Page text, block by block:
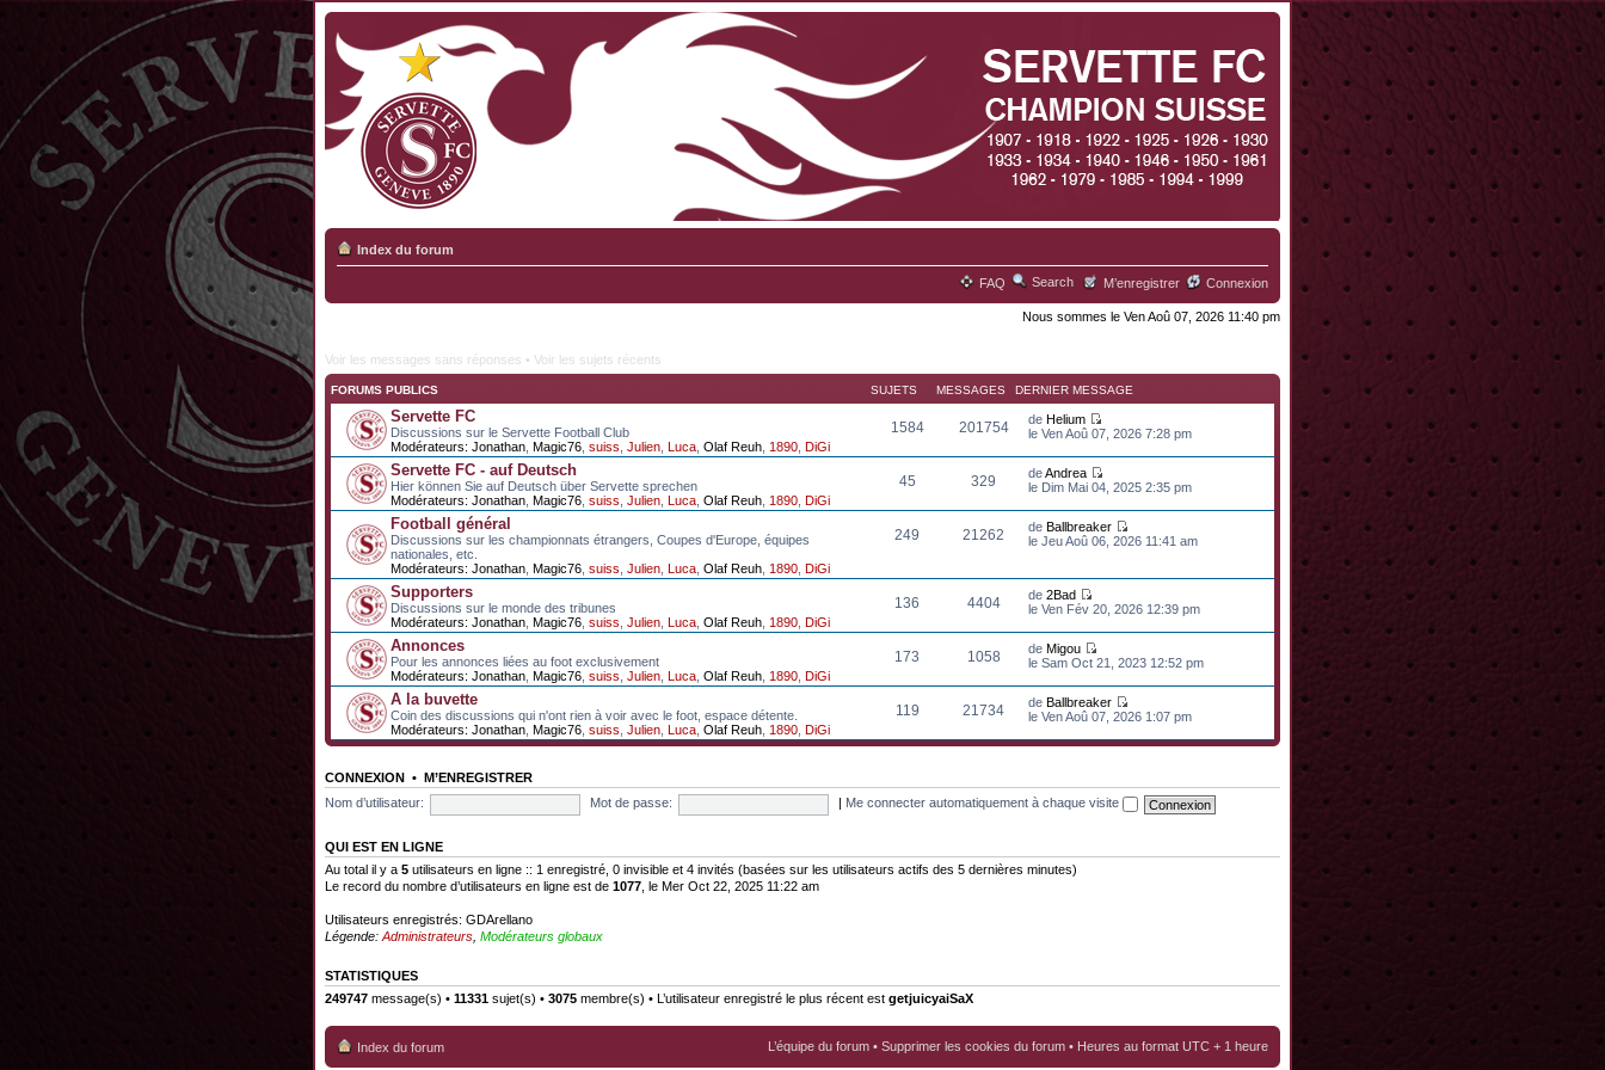
Index du forum
FAQ Search M’enregistrer Connexion
Nous sommes le Ven Aoû 07, 2026 11:40 pm
Voir les messages sans réponses • Voir les sujets récents
FORUMS PUBLICS SUJETS MESSAGES DERNIER MESSAGE
Servette FC
Discussions sur le Servette Football Club
Modérateurs: Jonathan Magic76 suiss Julien Luca Olaf Reuh 1890 DiGi
1584 201754 deHelium
le Ven Aoû 07, 2026 7:28 pm
Servette FC - auf Deutsch
Hier können Sie auf Deutsch über Servette sprechen
Modérateurs: Jonathan Magic76 suiss Julien Luca Olaf Reuh 1890 DiGi
45 329 deAndrea
le Dim Mai 04, 2025 2:35 pm
Football général
Discussions sur les championnats étrangers, Coupes d'Europe, équipes
nationales, etc.
Modérateurs: Jonathan Magic76 suiss Julien Luca Olaf Reuh 1890 DiGi
249 21262 deBallbreaker
le Jeu Aoû 06, 2026 11:41 am
Supporters
Discussions sur le monde des tribunes
Modérateurs: Jonathan Magic76 suiss Julien Luca Olaf Reuh 1890 DiGi
136 4404 de2Bad
le Ven Fév 20, 2026 12:39 pm
Annonces
Pour les annonces liées au foot exclusivement
Modérateurs: Jonathan Magic76 suiss Julien Luca Olaf Reuh 1890 DiGi
173 1058 deMigou
le Sam Oct 21, 2023 12:52 pm
A la buvette
Coin des discussions qui n'ont rien à voir avec le foot, espace détente.
Modérateurs: Jonathan Magic76 suiss Julien Luca Olaf Reuh 1890 DiGi
119 21734 deBallbreaker
le Ven Aoû 07, 2026 1:07 pm
CONNEXION • M’ENREGISTRER
Nom d’utilisateur:
Mot de passe: Me connecter automatiquement à chaque visite
QUI EST EN LIGNE
Au total il y a 5 utilisateurs en ligne :: 1 enregistré, 0 invisible et 4 invités (basées sur les utilisateurs actifs des 5 dernières minutes)
Le record du nombre d’utilisateurs en ligne est de 1077 , le Mer Oct 22, 2025 11:22 am
Utilisateurs enregistrés: GDArellano
Légende: Administrateurs Modérateurs globaux
STATISTIQUES
249747 message(s) • 11331 sujet(s) • 3075 membre(s) • L’utilisateur enregistré le plus récent est getjuicyaiSaX
Index du forum L’équipe du forum • Supprimer les cookies du forum • Heures au format UTC + 1 heure